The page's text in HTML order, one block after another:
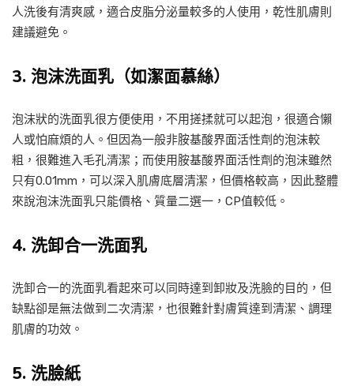
人洗後有清爽感，適合皮脂分泌量較多的人使用，乾性肌膚則
建議避免。
3. 泡沫洗面乳（如潔面慕絲）
泡沫狀的洗面乳很方便使用，不用搓揉就可以起泡，很適合懶
人或怕麻煩的人。但因為一般非胺基酸界面活性劑的泡沫較
粗，很難進入毛孔清潔；而使用胺基酸界面活性劑的泡沫雖然
只有0.01mm，可以深入肌膚底層清潔，但價格較高，因此整體
來說泡沫洗面乳只能價格、質量二選一，CP值較低。
4. 洗卸合一洗面乳
洗卸合一的洗面乳看起來可以同時達到卸妝及洗臉的目的，但
缺點卻是無法做到二次清潔，也很難針對膚質達到清潔、調理
肌膚的功效。
5. 洗臉紙